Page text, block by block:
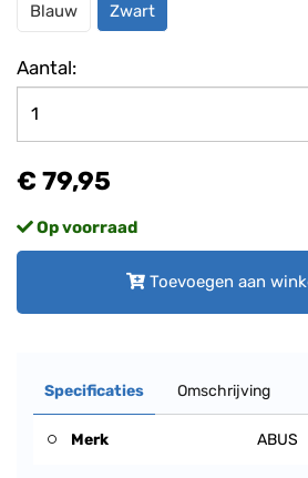
Blauw Zwart
Aantal:
€ 79,95
Op voorraad
Toevoegen aan
Specificaties Omschrijving
Merk ABUS